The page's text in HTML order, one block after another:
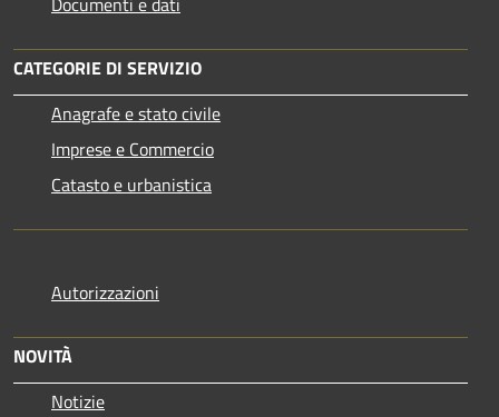
CATEGORIE DI SERVIZIO
Anagrafe e stato civile
Imprese e Commercio
Catasto e urbanistica
Autorizzazioni
NOVITÀ
Notizie